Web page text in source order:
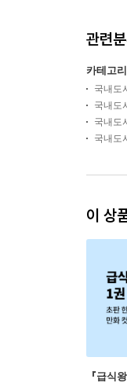
관련
카테고
국내도
국내도
국내도
국내도
이 상
『급식